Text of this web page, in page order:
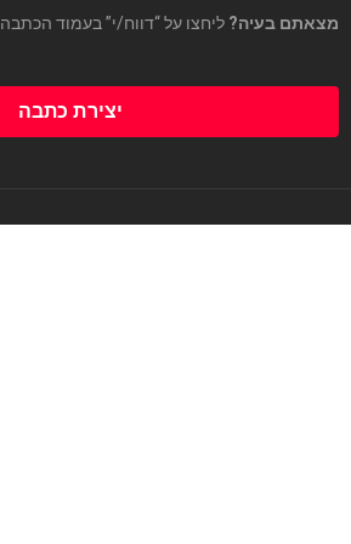
מצאתם בעיה? ליחצו על “דווח/י” בעמוד הכתבה
יצירת כתבה